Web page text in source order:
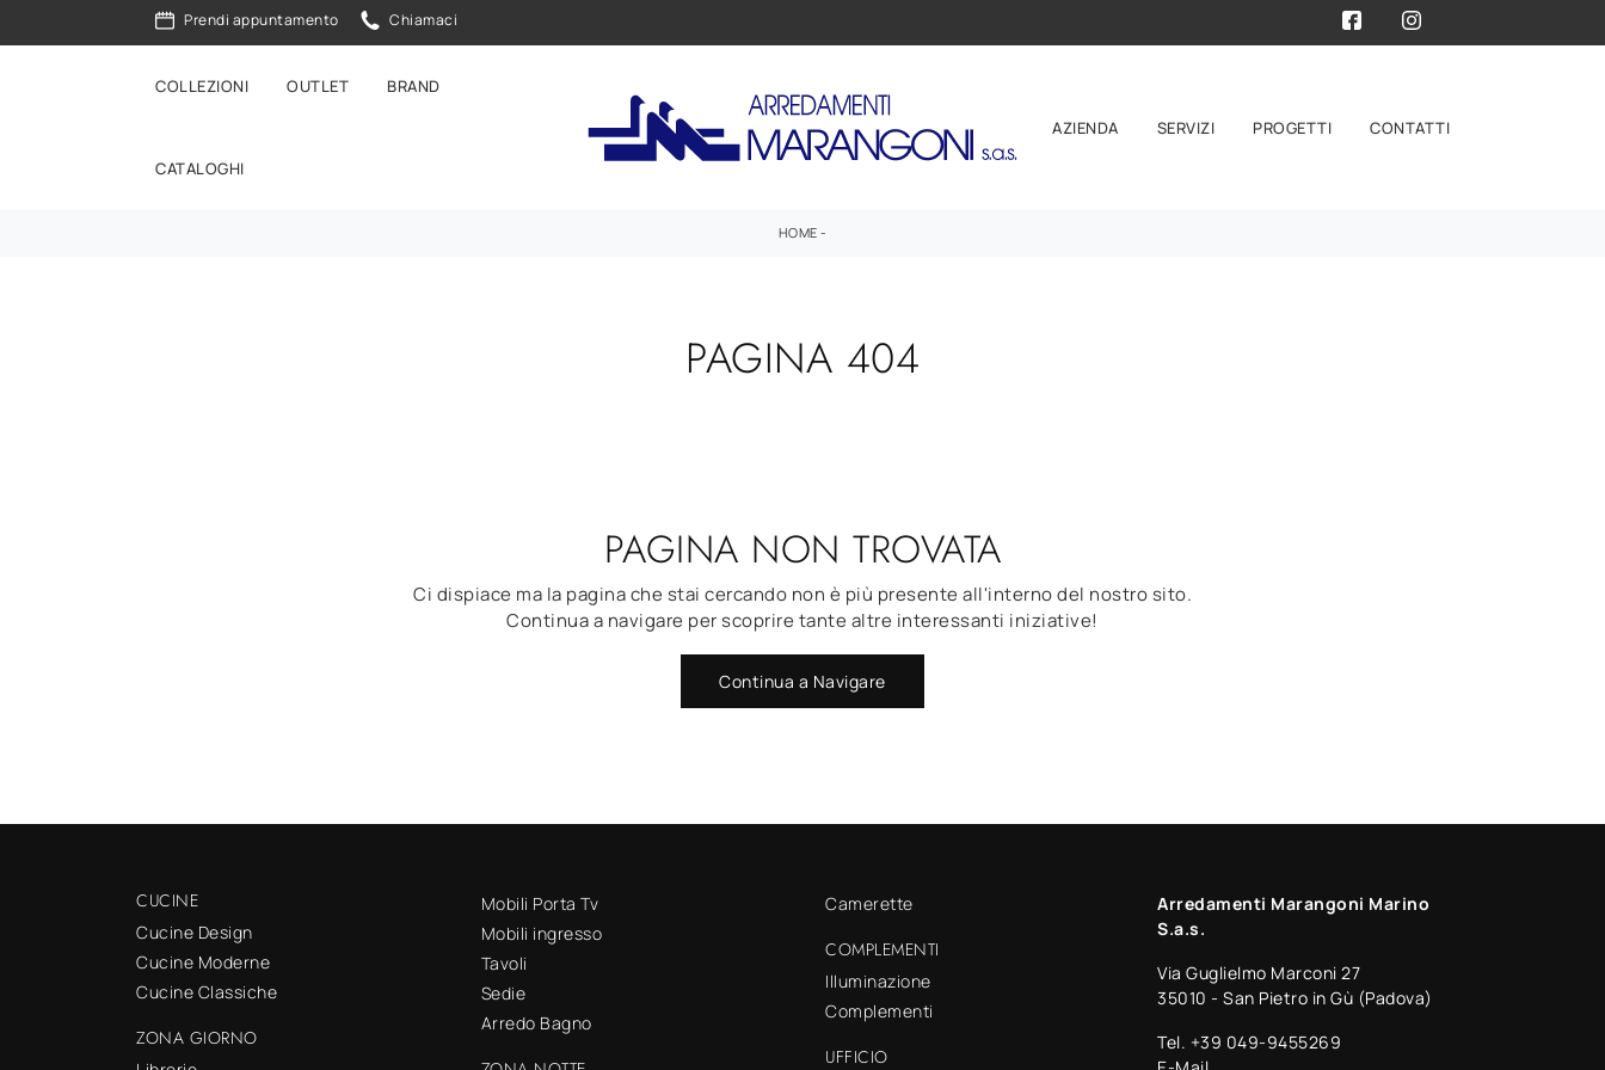
Prendi appuntamento Chiamaci
COLLEZIONI OUTLET BRAND
CATALOGHI
AZIENDA SERVIZI PROGETTI CONTATTI
HOME -
PAGINA 404
PAGINA NON TROVATA
Ci dispiace ma la pagina che stai cercando non è più presente all'interno del nostro sito.
Continua a navigare per scoprire tante altre interessanti iniziative!
Continua a Navigare
CUCINE
Cucine Design
Cucine Moderne
Cucine Classiche
ZONA GIORNO
Mobili Porta Tv
Mobili ingresso
Tavoli
Sedie
Arredo Bagno
Camerette
COMPLEMENTI
Illuminazione
Complementi
UFFICIO
Arredamenti Marangoni Marino
S.a.s.
Via Guglielmo Marconi 27
35010 - San Pietro in Gù (Padova)
Tel. +39 049-9455269